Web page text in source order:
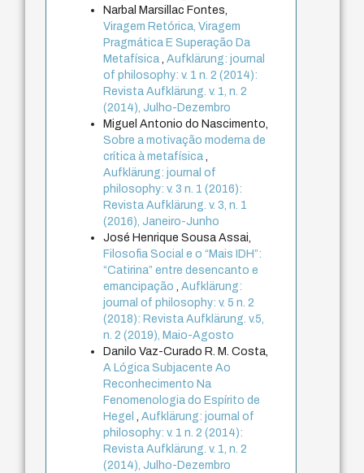
Narbal Marsillac Fontes,
Viragem Retórica, Viragem
Pragmática E Superação Da
Metafísica ,Aufklärung: journal
of philosophy: v. 1 n. 2 (2014):
Revista Aufklärung. v. 1, n. 2
(2014), Julho-Dezembro
Miguel Antonio do Nascimento,
Sobre a motivação moderna de
crítica à metafísica
Aufklärung: journal of
philosophy: v. 3 n. 1 (2016):
Revista Aufklärung. v. 3, n. 1
(2016), Janeiro-Junho
José Henrique Sousa Assai,
Filosofia Social e o “Mais IDH”:
“Catirina” entre desencanto e
emancipação
,Aufklärung:
journal of philosophy: v. 5 n. 2
(2018): Revista Aufklärung. v.5,
n. 2 (2019), Maio-Agosto
Danilo Vaz-Curado R. M. Costa,
A Lógica Subjacente Ao
Reconhecimento Na
Fenomenologia do Espírito de
Hegel
,Aufklärung: journal of
philosophy: v. 1 n. 2 (2014):
Revista Aufklärung. v. 1, n. 2
(2014), Julho-Dezembro